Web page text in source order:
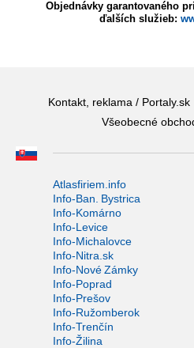
Objednávky garantovaného
ďalších služieb:
Kontakt, reklama / Portaly.sk
Všeobecné
Atlasfiriem.info
Info-Ban. Bystrica
Info-Komárno
Info-Levice
Info-Michalovce
Info-Nitra.sk
Info-Nové Zámky
Info-Poprad
Info-Prešov
Info-Ružomberok
Info-Trenčín
Info-Žilina